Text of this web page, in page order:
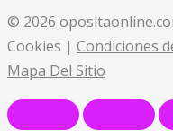
© 2026
Cookies | Condiciones
Mapa Del Sitio